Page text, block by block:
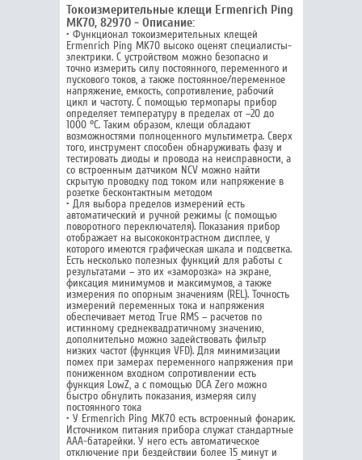
Токоизмерительные клещи Ermenrich Ping
MK70, 82970 - Описание:
• Функционал токоизмерительных клещей
Ermenrich Ping MK70 высоко оценят специалисты-
электрики. С устройством можно безопасно и
точно измерить силу постоянного, переменного и
пускового токов, а также постоянное/переменное
напряжение, емкость, сопротивление, рабочий
цикл и частоту. С помощью термопары прибор
определяет температуру в пределах от –20 до
1000 °C. Таким образом, клещи обладают
возможностями полноценного мультиметра. Сверх
того, инструмент способен обнаруживать фазу и
тестировать диоды и провода на неисправности, а
со встроенным датчиком NCV можно найти
скрытую проводку под током или напряжение в
розетке бесконтактным методом
• Для выбора пределов измерений есть
автоматический и ручной режимы (с помощью
поворотного переключателя). Показания прибор
отображает на высококонтрастном дисплее, у
которого имеются графическая шкала и подсветка.
Есть несколько полезных функций для работы с
результатами – это их «заморозка» на экране,
фиксация минимумов и максимумов, а также
измерения по опорным значениям (REL). Точность
измерений переменных тока и напряжения
обеспечивает метод True RMS – расчетов по
истинному среднеквадратичному значению,
дополнительно можно задействовать фильтр
низких частот (функция VFD). Для минимизации
помех при замерах переменного напряжения при
пониженном входном сопротивлении есть
функция LowZ, а с помощью DCA Zero можно
быстро обнулить показания, измеряя силу
постоянного тока
• У Ermenrich Ping MK70 есть встроенный фонарик.
Источником питания прибора служат стандартные
AAA-батарейки. У него есть автоматическое
отключение при бездействии более 15 минут и